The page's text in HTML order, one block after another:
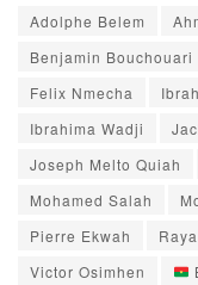
Adolphe Belem
Benjamin Bouchouari
Felix Nmecha
Ibrahima Wadji
Joseph Melto Quiah
Mohamed Salah
Pierre Ekwah
Victor Osimhen